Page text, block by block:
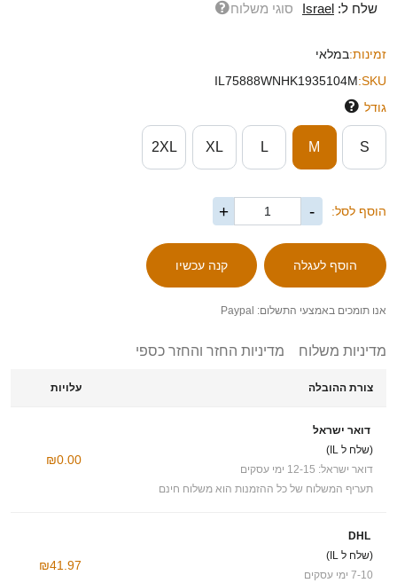
שלח ל: Israel סוגי משלוח
זמינות:במלאי
SKU:
IL75888WNHK1935104M
גודל
S
M
L
XL
2XL
הוסף לסל: -
+
אנו תומכים באמצעי התשלום: Paypal
מדיניות משלוח מדיניות החזר והחזר כספי
צורת ההובלה עלויות
דואר ישראל
(שלח ל IL)
דואר ישראל: 12-15 ימי עסקים
תעריף המשלוח של כל ההזמנות הוא משלוח חינם
₪0.00
DHL
(שלח ל IL)
7-10 ימי עסקים
₪41.97